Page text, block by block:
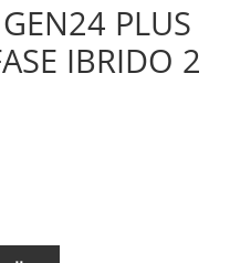
PLUS
IBRIDO 2